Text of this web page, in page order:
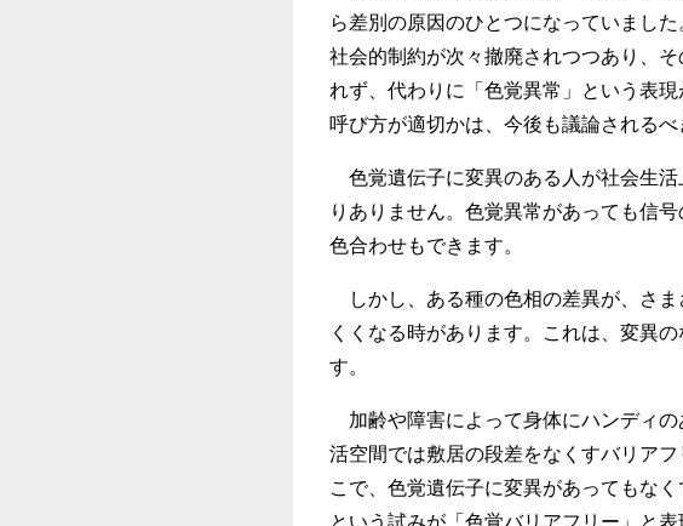
ら差別の原因のひとつになっていまし
社会的制約が次々撤廃されつつあり、
れず、代わりに「色覚異常」という表
呼び方が適切かは、今後も議論されるべ
色覚遺伝子に変異のある人が社会生活
りありません。色覚異常があっても信
色合わせもできます。
しかし、ある種の色相の差異が、さ
くくなる時があります。これは、変異
す。
加齢や障害によって身体にハンディ
活空間では敷居の段差をなくすバリア
こで、色覚遺伝子に変異があってもな
という試みが「色覚バリアフリー」と表